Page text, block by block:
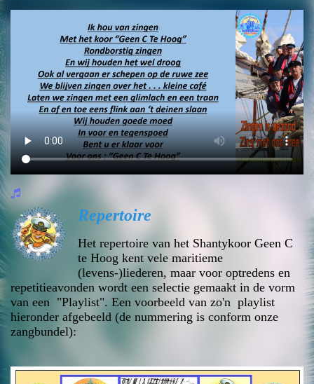
Repertoire
Het repertoire van het Shantykoor Geen C
te Hoog kent vele maritieme
(levens-)liederen, maar voor optredens en
repetitieavonden wordt een selectie gemaakt in de vorm
van een "Playlist". Een voorbeeld van zo'n playlist
hieronder afgebeeld (de nummering is conform onze
zangbundel):